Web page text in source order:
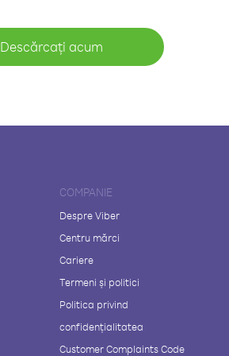
Descărcați acum
COMPANIE
Despre Viber
Centru mărci
Cariere
Termeni și politici
Politica privind
confidențialitatea
Customer Complaints Code